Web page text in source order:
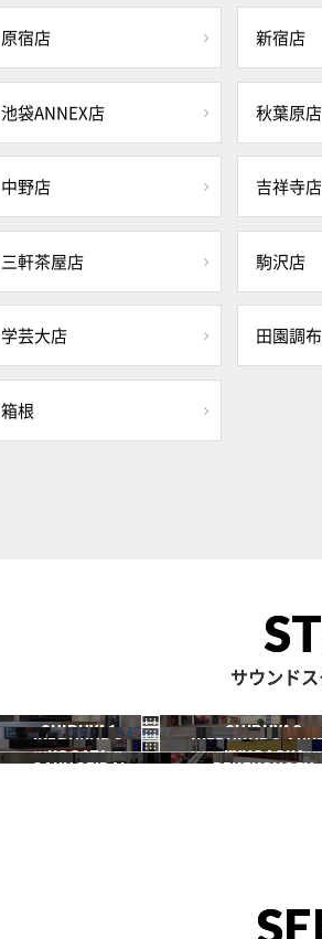
原宿店 新宿店
池袋ANNEX店 秋葉原店
中野店 吉祥寺店
三軒茶屋店 駒沢店
学芸大店 田園調
箱根
サウンド
SHIBUYA1
渋谷1号
SHIBUYA2
渋谷2号
IKEBUKURO
池袋
IKEBUKURO
池袋ANNEX
NOGATA JIYUGAOKA
GAKUGEIDAI DENENCHOFU